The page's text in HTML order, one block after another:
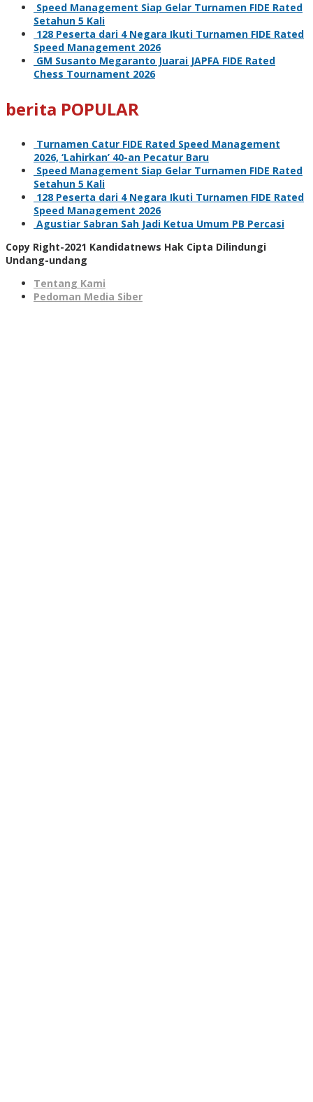
Speed Management Siap Gelar Turnamen FIDE Rated
Setahun 5 Kali
128 Peserta dari 4 Negara Ikuti Turnamen FIDE Rated
Speed Management 2026
GM Susanto Megaranto Juarai JAPFA FIDE Rated
Chess Tournament 2026
berita POPULAR
Turnamen Catur FIDE Rated Speed Management
2026, ‘Lahirkan’ 40-an Pecatur Baru
Speed Management Siap Gelar Turnamen FIDE Rated
Setahun 5 Kali
128 Peserta dari 4 Negara Ikuti Turnamen FIDE Rated
Speed Management 2026
Agustiar Sabran Sah Jadi Ketua Umum PB Percasi
Copy Right-2021 Kandidatnews Hak Cipta Dilindungi
Undang-undang
Tentang Kami
Pedoman Media Siber